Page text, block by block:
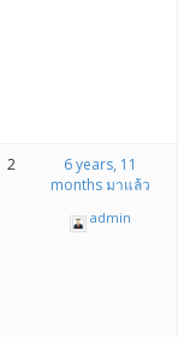
2
6 years, 11
months มาแล้ว
admin